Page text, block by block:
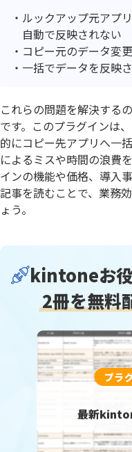
ルックアップ元アプ
自動で反映されない
コピー元のデータ変
一括でデータを反映
これらの問題を解決する
です。このプラグインは
的にコピー先アプリへ一
によるミスや時間の浪費
インの機能や価格、導入
記事を読むことで、業務
ょう。
kintoneお
2冊を無料
プラ
最新